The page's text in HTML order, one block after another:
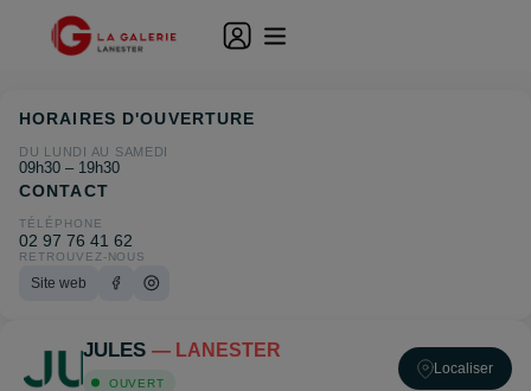
JULES — LANESTER
OUVERT
Localiser
HORAIRES D'OUVERTURE
DU LUNDI AU SAMEDI
09h30 – 19h30
CONTACT
TÉLÉPHONE
02 97 76 41 62
RETROUVEZ-NOUS
Site web